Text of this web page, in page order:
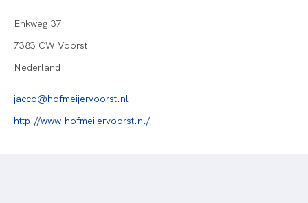
Enkweg 37
7383 CW Voorst
Nederland
jacco@hofmeijervoorst.nl
http://www.hofmeijervoorst.nl/